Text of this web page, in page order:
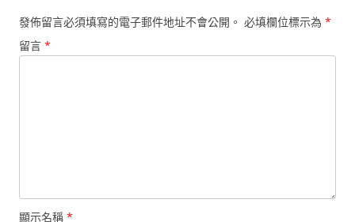
發佈留言必須填寫的電子郵件地址不會公開。 必填欄位標示為 *
留言 *
顯示名稱 *